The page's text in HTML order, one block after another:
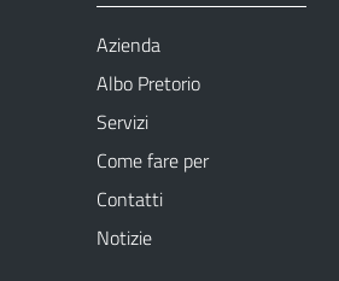
Azienda
Albo Pretorio
Servizi
Come fare per
Contatti
Notizie